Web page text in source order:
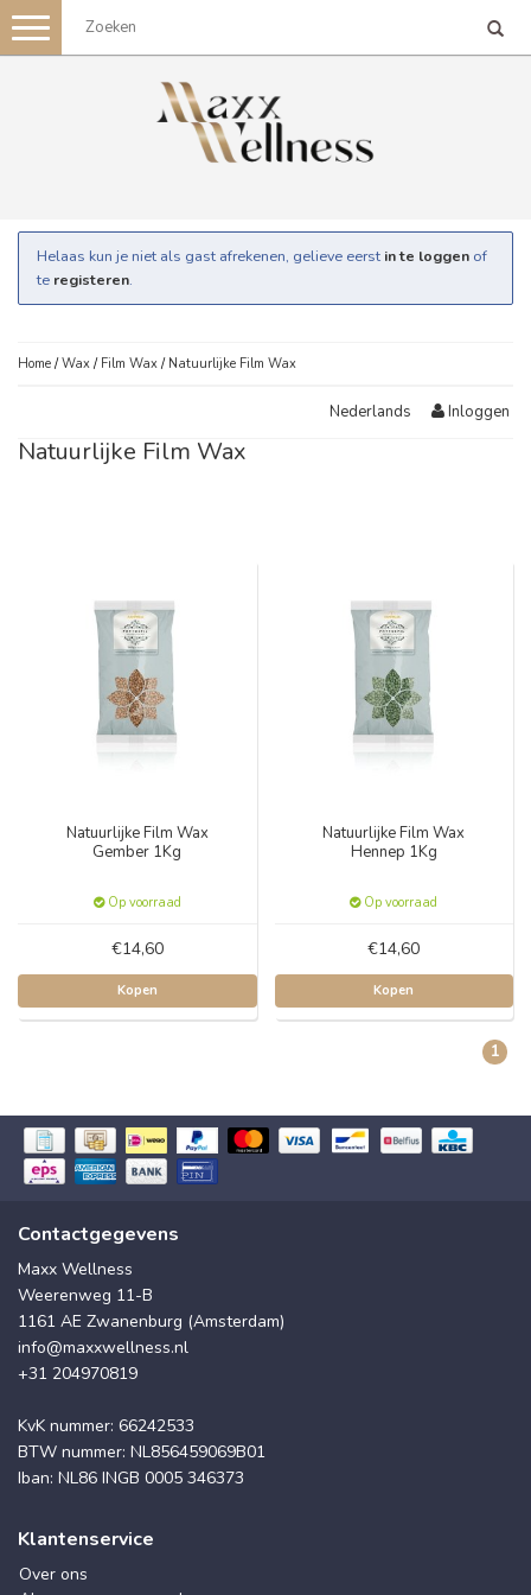
Toggle
navigation
Helaas kun je niet als gast afrekenen, gelieve eerst in te loggen of
te registeren.
Home /Wax / Film Wax / Natuurlijke Film Wax
Nederlands Inloggen
Natuurlijke Film Wax
Natuurlijke Film Wax
Gember 1Kg
Op voorraad
€14,60
Kopen
Natuurlijke Film Wax
Hennep 1Kg
Op voorraad
€14,60
Kopen
1
Contactgegevens
Maxx Wellness
Weerenweg 11-B
1161 AE Zwanenburg (Amsterdam)
info@maxxwellness.nl
+31 204970819
KvK nummer: 66242533
BTW nummer: NL856459069B01
Iban: NL86 INGB 0005 346373
Klantenservice
Over ons